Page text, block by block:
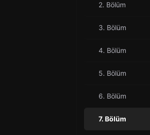
2. Bölüm
3. Bölüm
4. Bölüm
5. Bölüm
6. Bölüm
7. Bölüm